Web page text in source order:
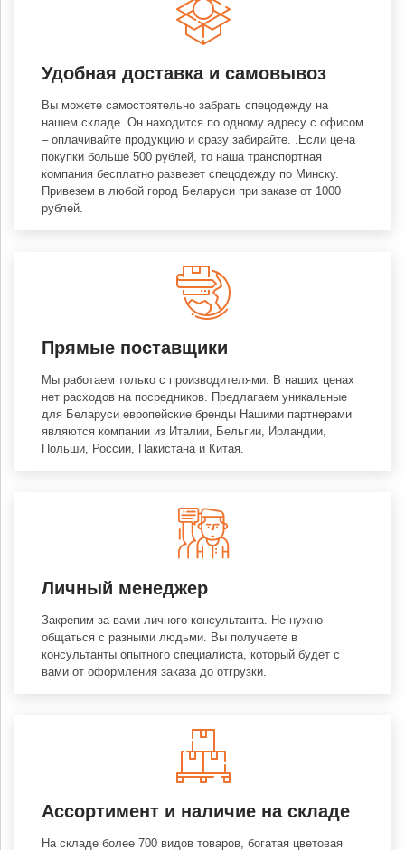
Удобная доставка и самовывоз
Вы можете самостоятельно забрать спецодежду на
нашем складе. Он находится по одному адресу с офисом
– оплачивайте продукцию и сразу забирайте. .Если цена
покупки больше 500 рублей, то наша транспортная
компания бесплатно развезет спецодежду по Минску.
Привезем в любой город Беларуси при заказе от 1000
рублей.
Прямые поставщики
Мы работаем только с производителями. В наших ценах
нет расходов на посредников. Предлагаем уникальные
для Беларуси европейские бренды Нашими партнерами
являются компании из Италии, Бельгии, Ирландии,
Польши, России, Пакистана и Китая.
Личный менеджер
Закрепим за вами личного консультанта. Не нужно
общаться с разными людьми. Вы получаете в
консультанты опытного специалиста, который будет с
вами от оформления заказа до отгрузки.
Ассортимент и наличие на складе
На складе более 700 видов товаров, богатая цветовая